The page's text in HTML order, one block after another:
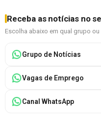
Receba as notícias no
Escolha abaixo em qual grupo
Grupo de Notícias
Vagas de Emprego
Canal WhatsApp